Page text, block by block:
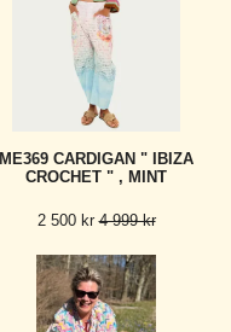
ME369 CARDIGAN " IBIZA
CROCHET " , MINT
2 500 kr4 999 kr